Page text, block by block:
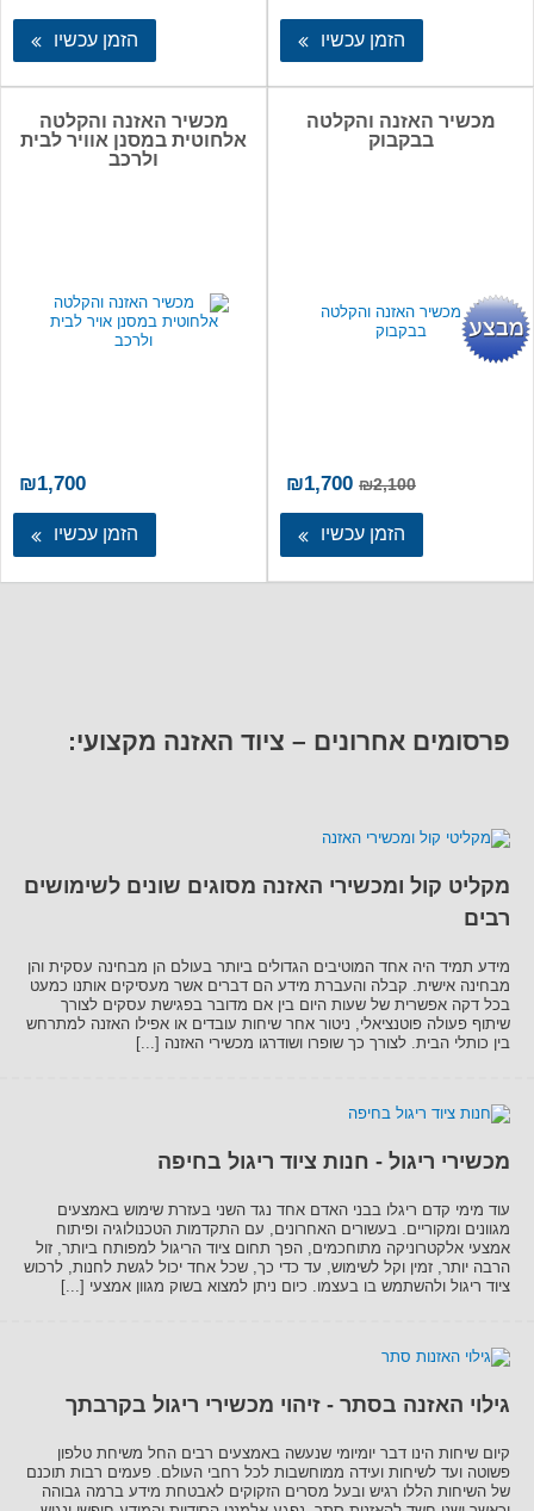
המקורי
היה:
₪379.
הנוכחי
₪199.
הזמן עכשיו הזמן עכשיו
מכשיר האזנה והקלטה
בבקבוק
₪2,100
המחיר
המקורי
היה:
₪2,100.
₪1,700
הנוכחי
₪1,700.
הזמן עכשיו
מכשיר האזנה והקלטה
אלחוטית במסנן אוויר לבית
ולרכב
₪1,700
הזמן עכשיו
פרסומים אחרונים – ציוד האזנה מקצועי:
מקליט קול ומכשירי האזנה מסוגים שונים לשימושים
רבים
מידע תמיד היה אחד המוטיבים הגדולים ביותר בעולם הן מבחינה עסקית והן
מבחינה אישית. קבלה והעברת מידע הם דברים אשר מעסיקים אותנו כמעט
בכל דקה אפשרית של שעות היום בין אם מדובר בפגישת עסקים לצורך
שיתוף פעולה פוטנציאלי, ניטור אחר שיחות עובדים או אפילו האזנה למתרחש
בין כותלי הבית. לצורך כך שופרו ושודרגו מכשירי האזנה [...]
מכשירי ריגול - חנות ציוד ריגול בחיפה
עוד מימי קדם ריגלו בבני האדם אחד נגד השני בעזרת שימוש באמצעים
מגוונים ומקוריים. בעשורים האחרונים, עם התקדמות הטכנולוגיה ופיתוח
אמצעי אלקטרוניקה מתוחכמים, הפך תחום ציוד הריגול למפותח ביותר, זול
הרבה יותר, זמין וקל לשימוש, עד כדי כך, שכל אחד יכול לגשת לחנות, לרכוש
ציוד ריגול ולהשתמש בו בעצמו. כיום ניתן למצוא בשוק מגוון אמצעי [...]
גילוי האזנה בסתר - זיהוי מכשירי ריגול בקרבתך
קיום שיחות הינו דבר יומיומי שנעשה באמצעים רבים החל משיחת טלפון
פשוטה ועד לשיחות ועידה ממוחשבות לכל רחבי העולם. פעמים רבות תוכנם
של השיחות הללו רגיש ובעל מסרים הזקוקים לאבטחת מידע ברמה גבוהה